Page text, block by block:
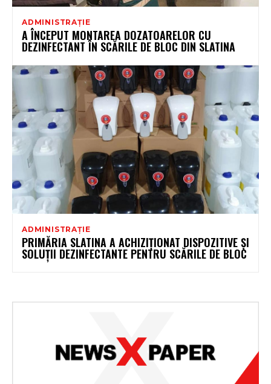
ADMINISTRAȚIE
A ÎNCEPUT MONTAREA DOZATOARELOR CU
DEZINFECTANT ÎN SCĂRILE DE BLOC DIN SLATINA
ADMINISTRAȚIE
PRIMĂRIA SLATINA A ACHIZIȚIONAT DISPOZITIVE ȘI
SOLUȚII DEZINFECTANTE PENTRU SCĂRILE DE BLOC